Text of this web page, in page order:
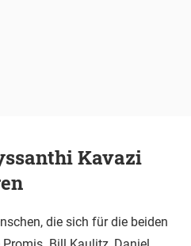
Kavazi
die sich für die beiden